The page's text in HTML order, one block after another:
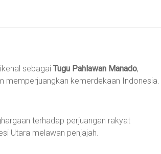
sebagai Tugu Pahlawan Manado,
memperjuangkan kemerdekaan Indonesia.
terhadap perjuangan rakyat
Utara melawan penjajah.